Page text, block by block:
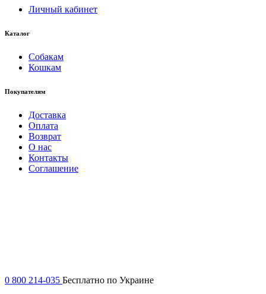
Личный кабинет
Каталог
Собакам
Кошкам
Покупателям
Доставка
Оплата
Возврат
О нас
Контакты
Соглашение
0 800 214-035 Бесплатно по Украине